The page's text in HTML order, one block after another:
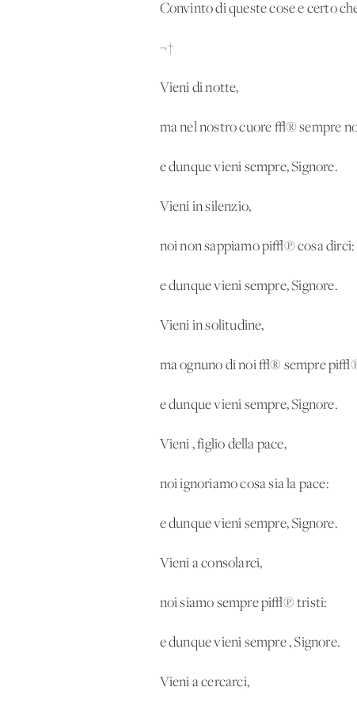
Convinto di queste cose e certo
¬†
Vieni di notte,
ma nel nostro cuore √® sempre
e dunque vieni sempre, Signore.
Vieni in silenzio,
noi non sappiamo pi√π cosa dirci:
e dunque vieni sempre, Signore.
Vieni in solitudine,
ma ognuno di noi √® sempre
e dunque vieni sempre, Signore.
Vieni , figlio della pace,
noi ignoriamo cosa sia la pace:
e dunque vieni sempre, Signore.
Vieni a consolarci,
noi siamo sempre pi√π tristi:
e dunque vieni sempre , Signore.
Vieni a cercarci,